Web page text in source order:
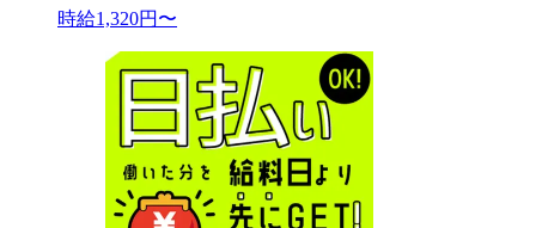
時給1,320円〜